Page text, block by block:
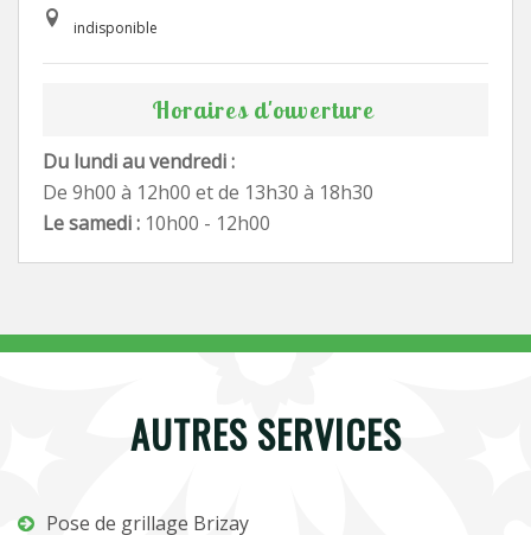
indisponible
Horaires d'ouverture
Du lundi au vendredi :
De 9h00 à 12h00 et de 13h30 à 18h30
Le samedi : 10h00 - 12h00
AUTRES SERVICES
Pose de grillage Brizay